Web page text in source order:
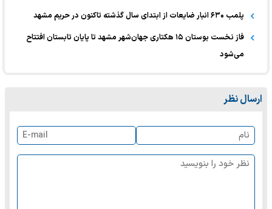
پلمب ۶۳۰ انبار ضایعات از ابتدای سال گذشته تاکنون در حریم مشهد
فاز نخست بوستان ۱۵ هکتاری جهان‌شهر مشهد تا پایان تابستان افتتاح
می‌شود
ارسال نظر